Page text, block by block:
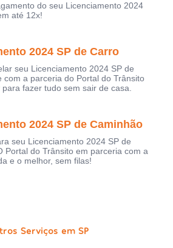
do seu Licenciamento 2024
até 12x!
2024 SP de Carro
seu Licenciamento 2024 SP de
com a parceria do Portal do Trânsito
fazer tudo sem sair de casa.
2024 SP de Caminhão
seu Licenciamento 2024 SP de
Portal do Trânsito em parceria com a
e o melhor, sem filas!
Serviços em SP